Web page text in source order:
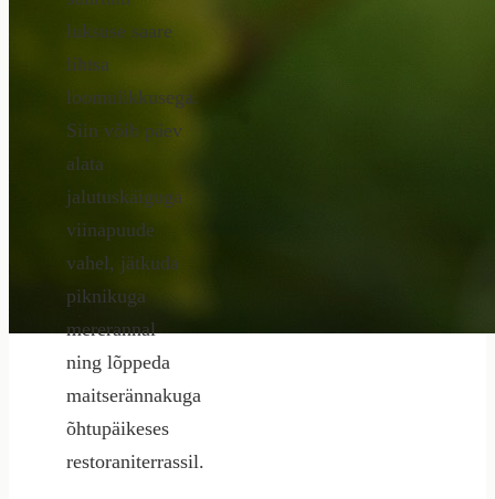
luksuse saare
lihtsa
loomulikkusega.
Siin võib päev
alata
jalutuskäiguga
viinapuude
vahel, jätkuda
piknikuga
mererannal
ning lõppeda
maitserännakuga
õhtupäikeses
restoraniterrassil.